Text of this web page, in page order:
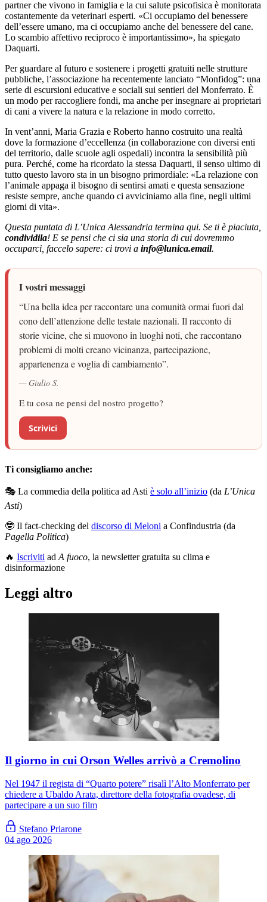
partner che vivono in famiglia e la cui salute psicofisica è monitorata
costantemente da veterinari esperti. «Ci occupiamo del benessere
dell’essere umano, ma ci occupiamo anche del benessere del cane.
Lo scambio affettivo reciproco è importantissimo», ha spiegato
Daquarti.
Per guardare al futuro e sostenere i progetti gratuiti nelle strutture
pubbliche, l’associazione ha recentemente lanciato “Monfidog”: una
serie di escursioni educative e sociali sui sentieri del Monferrato. È
un modo per raccogliere fondi, ma anche per insegnare ai proprietari
di cani a vivere la natura e la relazione in modo corretto.
In vent’anni, Maria Grazia e Roberto hanno costruito una realtà
dove la formazione d’eccellenza (in collaborazione con diversi enti
del territorio, dalle scuole agli ospedali) incontra la sensibilità più
pura. Perché, come ha ricordato la stessa Daquarti, il senso ultimo di
tutto questo lavoro sta in un bisogno primordiale: «La relazione con
l’animale appaga il bisogno di sentirsi amati e questa sensazione
resiste sempre, anche quando ci avviciniamo alla fine, negli ultimi
giorni di vita».
Questa puntata di L’Unica Alessandria termina qui. Se ti è piaciuta,
condividila! E se pensi che ci sia una storia di cui dovremmo
occuparci, faccelo sapere: ci trovi a info@lunica.email.
I vostri messaggi
“Una bella idea per raccontare una comunità ormai fuori dal
cono dell’attenzione delle testate nazionali. Il racconto di
storie vicine, che si muovono in luoghi noti, che raccontano
problemi di molti creano vicinanza, partecipazione,
appartenenza e voglia di cambiamento”.
— Giulio S.
E tu cosa ne pensi del nostro progetto?
Scrivici
Ti consigliamo anche:
🎭 La commedia della politica ad Asti è solo all’inizio (da L’Unica
Asti)
🤓 Il fact-checking del discorso di Meloni a Confindustria (da
Pagella Politica)
🔥 Iscriviti ad A fuoco, la newsletter gratuita su clima e
disinformazione
Leggi altro
Il giorno in cui Orson Welles arrivò a Cremolino
Nel 1947 il regista di “Quarto potere” risalì l’Alto Monferrato per
chiedere a Ubaldo Arata, direttore della fotografia ovadese, di
partecipare a un suo film
Stefano Priarone
04 ago 2026